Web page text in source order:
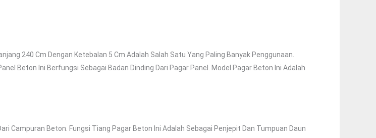
240 Cm Dengan Ketebalan 5 Cm Adalah Salah Satu Yang Paling Banyak Penggunaan.
Beton Ini Berfungsi Sebagai Badan Dinding Dari Pagar Panel. Model Pagar Beton Ini Adalah
Campuran Beton. Fungsi Tiang Pagar Beton Ini Adalah Sebagai Penjepit Dan Tumpuan Daun